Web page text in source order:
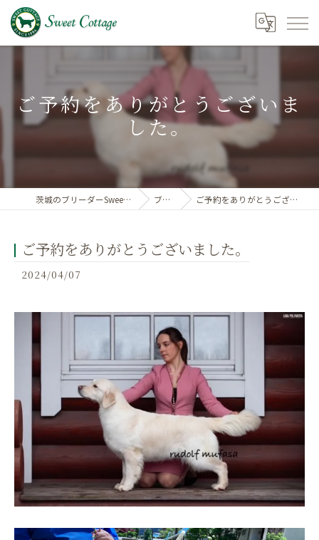
ご予約をありがとうございま
した。
茨城のブリーダーSweetCottage ブログ ご予約をありがとうございました。
ご予約をありがとうございました。
2024/04/07